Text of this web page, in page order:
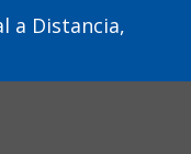
a Distancia,